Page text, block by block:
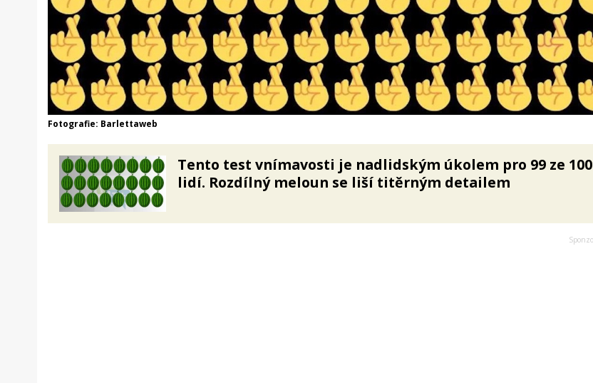
Fotografie: Barlettaweb
Tento test vnímavosti je nadlidským úkolem pro 99 ze 100
lidí. Rozdílný meloun se liší titěrným detailem